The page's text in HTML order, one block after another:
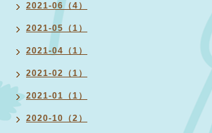
2021-06（4）
2021-05（1）
2021-04（1）
2021-02（1）
2021-01（1）
2020-10（2）